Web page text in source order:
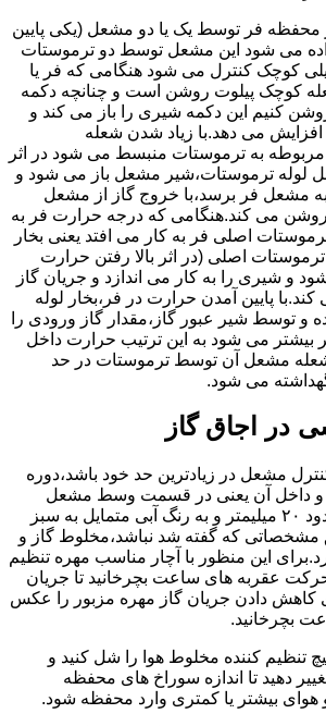
محفظه فر توسط یک یا دو مشعل (یکی پایین
می شود این مشعل توسط دو ترموستات
کوچک کنترل می شود هنگامی که فر یا
کوچک پیلوت روشن است و چنانچه دکمه
کنیم این دکمه شیری را باز می کند و
افزایش می دهد.با زیاد شدن شعله
مربوطه به ترموستات منبسط می شود در اثر
لوله ترموستات،شیر مشعل باز می شود و
مشعل فر برسد،با خروج گاز از مشعل
روشن می کند.هنگامی که درجه حرارت فر به
اصلی فر به کار می افتد یعنی بخار
اصلی (در اثر بالا رفتن حرارت
و شیری را به کار می اندازد و جریان گاز
پایین آمدن حرارت در فر،بخار لوله
توسط شیر عبور گاز،مقدار گاز ورودی را
بیشتر می شود به این ترتیب حرارت داخل
مشعل آن توسط ترموستات در حد
می شود.
در اجاق گاز
مشعل در زیادترین حد خود باشد،دوره
و داخل آن یعنی در قسمت وسط مشعل
ارتفاع شعله باید در حدود ۲۰ میلیمتر و به رنگ آبی متمایل به سبز
مشخصاتی که گفته شد نباشد،مخلوط گاز و
این منظور با آچار مناسب مهره تنظیم
عقربه های ساعت بچرخانید تا جریان
کاهش دادن جریان گاز مهره مزبور را عکس
بچرخانید.
تنظیم کننده مخلوط هوا را شل کنید و
دهید تا اندازه سوراخ های محفظه
هوای بیشتر یا کمتری وارد محفظه شود.